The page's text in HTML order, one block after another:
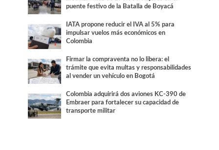
puente festivo de la Batalla de Boyacá
IATA propone reducir el IVA al 5% para
impulsar vuelos más económicos en
Colombia
Firmar la compraventa no lo libera: el
trámite que evita multas y responsabilidades
al vender un vehículo en Bogotá
Colombia adquirirá dos aviones KC-390 de
Embraer para fortalecer su capacidad de
transporte militar